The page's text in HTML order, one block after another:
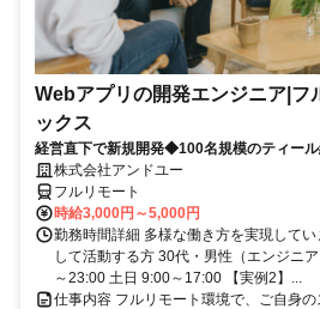
Webアプリの開発エンジニア|フ
ックス
経営直下で新規開発◆100名規模のティー
株式会社アンドユー
フルリモート
時給3,000円～5,000円
勤務時間詳細 多様な働き方を実現して
して活動する方 30代・男性（エンジニ
～23:00 土日 9:00～17:00 【実例2】...
仕事内容 フルリモート環境で、ご自身